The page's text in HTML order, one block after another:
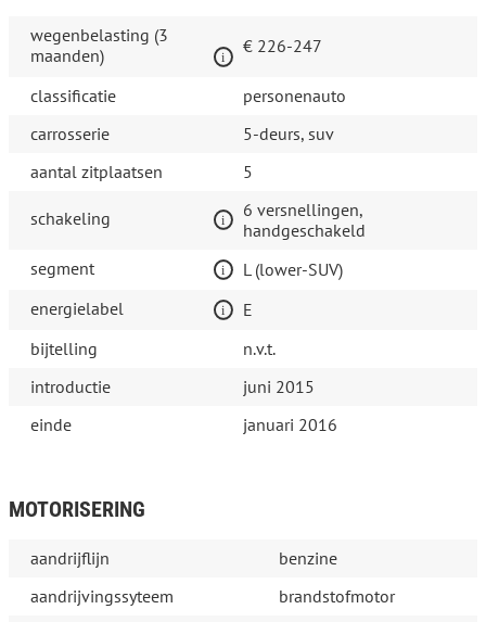
wegenbelasting (3
maanden)
€ 226-247
classificatie
personenauto
carrosserie
5-deurs, suv
aantal zitplaatsen
5
schakeling
6 versnellingen,
handgeschakeld
segment
L (lower-SUV)
energielabel
E
bijtelling
n.v.t.
introductie
juni 2015
einde
januari 2016
MOTORISERING
aandrijflijn
benzine
aandrijvingssyteem
brandstofmotor